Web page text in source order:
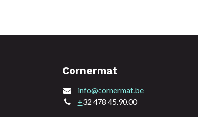
Cornermat
info@cornermat.be
+32 478 45.90.00